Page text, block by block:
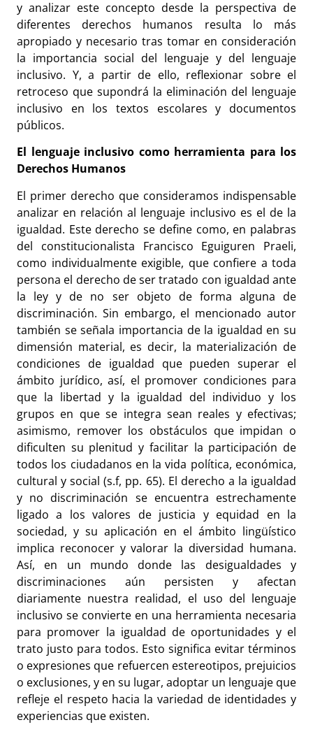
y analizar este concepto desde la perspectiva de
diferentes derechos humanos resulta lo más
apropiado y necesario tras tomar en consideración
la importancia social del lenguaje y del lenguaje
inclusivo. Y, a partir de ello, reflexionar sobre el
retroceso que supondrá la eliminación del lenguaje
inclusivo en los textos escolares y documentos
públicos.
El lenguaje inclusivo como herramienta para los
Derechos Humanos
El primer derecho que consideramos indispensable
analizar en relación al lenguaje inclusivo es el de la
igualdad. Este derecho se define como, en palabras
del constitucionalista Francisco Eguiguren Praeli,
como individualmente exigible, que confiere a toda
persona el derecho de ser tratado con igualdad ante
la ley y de no ser objeto de forma alguna de
discriminación. Sin embargo, el mencionado autor
también se señala importancia de la igualdad en su
dimensión material, es decir, la materialización de
condiciones de igualdad que pueden superar el
ámbito jurídico, así, el promover condiciones para
que la libertad y la igualdad del individuo y los
grupos en que se integra sean reales y efectivas;
asimismo, remover los obstáculos que impidan o
dificulten su plenitud y facilitar la participación de
todos los ciudadanos en la vida política, económica,
cultural y social (s.f, pp. 65). El derecho a la igualdad
y no discriminación se encuentra estrechamente
ligado a los valores de justicia y equidad en la
sociedad, y su aplicación en el ámbito lingüístico
implica reconocer y valorar la diversidad humana.
Así, en un mundo donde las desigualdades y
discriminaciones aún persisten y afectan
diariamente nuestra realidad, el uso del lenguaje
inclusivo se convierte en una herramienta necesaria
para promover la igualdad de oportunidades y el
trato justo para todos. Esto significa evitar términos
o expresiones que refuercen estereotipos, prejuicios
o exclusiones, y en su lugar, adoptar un lenguaje que
refleje el respeto hacia la variedad de identidades y
experiencias que existen.